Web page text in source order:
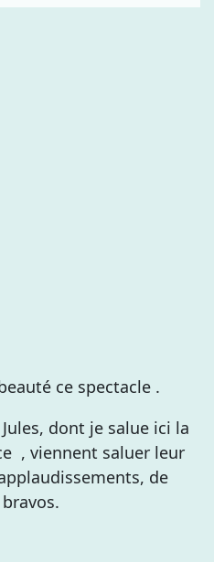
ce spectacle .
dont je salue ici la
, viennent saluer leur
de